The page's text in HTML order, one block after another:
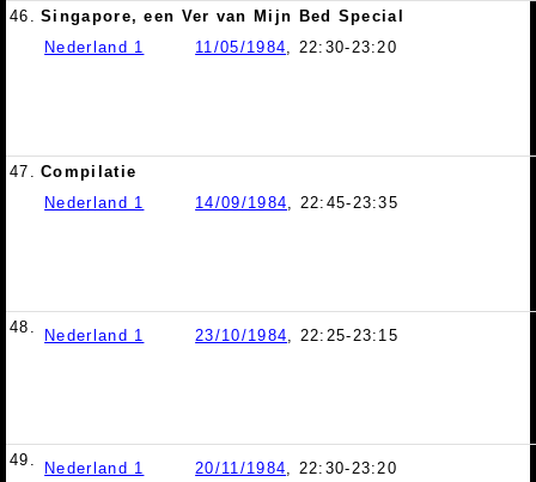
46. Singapore, een Ver van Mijn Bed Special
Nederland 1
11/05/1984, 22:30-23:20
47. Compilatie
Nederland 1
14/09/1984, 22:45-23:35
48. Nederland 1 23/10/1984, 22:25-23:15
49. Nederland 1 20/11/1984, 22:30-23:20